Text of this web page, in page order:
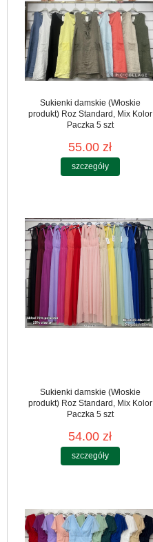
Sukienki damskie (Włoskie
produkt) Roz Standard, Mix Kolor
Paczka 5 szt
55.00 zł
szczegóły
Sukienki damskie (Włoskie
produkt) Roz Standard, Mix Kolor
Paczka 5 szt
54.00 zł
szczegóły